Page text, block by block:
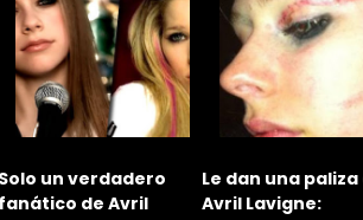
Solo un verdadero
fanático de Avril
Le dan una paliza
Avril Lavigne: